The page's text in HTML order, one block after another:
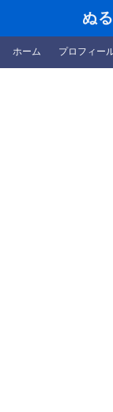
ぬ
ホーム プロフィー